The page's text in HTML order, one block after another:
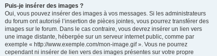
Puis-je insérer des images ?
Oui, vous pouvez insérer des images à vos messages. Si les administrateurs
du forum ont autorisé l’insertion de pièces jointes, vous pourrez transférer des
images sur le forum. Dans le cas contraire, vous devrez insérer un lien vers
une image distante, hébergée sur un serveur internet public, comme par
exemple « http://www.exemple.com/mon-image.gif ». Vous ne pourrez
cependant ni insérer de lien vers des images présentes sur votre propre